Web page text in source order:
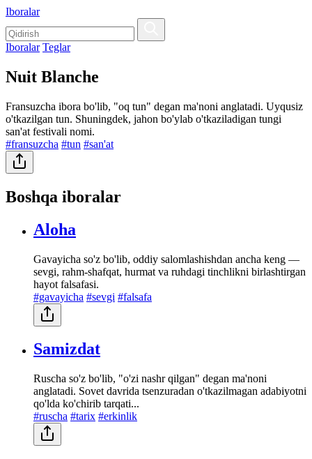
Iboralar
Iboralar Teglar
Nuit Blanche
Fransuzcha ibora bo'lib, "oq tun" degan ma'noni anglatadi. Uyqusiz
o'tkazilgan tun. Shuningdek, jahon bo'ylab o'tkaziladigan tungi
san'at festivali nomi.
#fransuzcha #tun #san'at
Boshqa iboralar
Aloha
Gavayicha so'z bo'lib, oddiy salomlashishdan ancha keng —
sevgi, rahm-shafqat, hurmat va ruhdagi tinchlikni birlashtirgan
hayot falsafasi.
#gavayicha #sevgi #falsafa
Samizdat
Ruscha so'z bo'lib, "o'zi nashr qilgan" degan ma'noni
anglatadi. Sovet davrida tsenzuradan o'tkazilmagan adabiyotni
qo'lda ko'chirib tarqati...
#ruscha #tarix #erkinlik